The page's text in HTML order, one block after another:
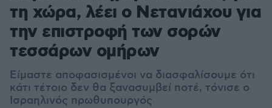
τη χώρα, λέει ο Νετανιάχου για
την επιστροφή των σορών
τεσσάρων ομήρων
Είμαστε αποφασισμένοι να διασφαλίσουμε ότι
κάτι τέτοιο δεν θα ξανασυμβεί ποτέ, τόνισε ο
Ισραηλινός πρωθυπουργός